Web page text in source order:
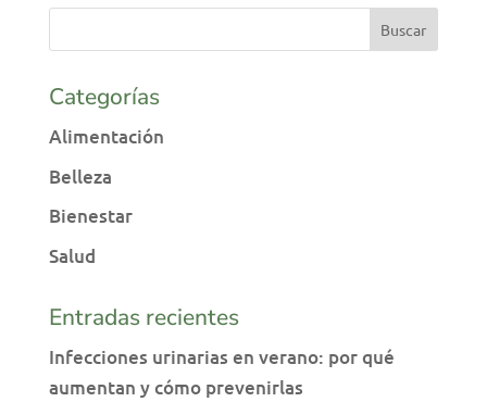
Categorías
Alimentación
Belleza
Bienestar
Salud
Entradas recientes
Infecciones urinarias en verano: por qué
aumentan y cómo prevenirlas